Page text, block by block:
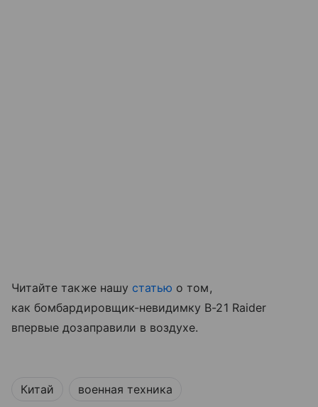
Читайте также нашу статью о том,
как бомбардировщик-невидимку B-21 Raider
впервые дозаправили в воздухе.
Китай военная техника